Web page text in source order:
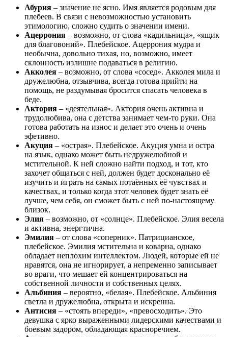
Абурия – значение не ясно. Имя является родовым для
плебеев. В связи с невозможностью установить
этимологию, сложно судить о значении имени.
Ацеррония – возможно, от слова «кадильница», «ящик
для благовоний». Плебейское. Ацеррония мудра и
необычна, довольно тихая, но, возможно, имеет
склонность излишне подаваться в религию.
Акколея – возможно, от слова «сосед». Акколея мила и
дружелюбна, отзывчива, всегда готова прийти на
помощь, не раздумывая бросится спасать человека в
беде.
Актория – «деятельная». Актория очень активна и
трудолюбива, она с детства занимает чем-то руки. Она
готова работать на износ и делает это очень и очень
эфетивно.
Акуция – «острая». Плебейское. Акуция умна и остра
на язык, однако может быть недружелюбной и
мстительной. К ней сложно найти подход, и тот, кто
захочет общаться с ней, должен будет досконально её
изучить и играть на самых потаённых её чувствах и
качествах, и только когда этот человек будет знать её
лучше, чем себя, он сможет быть с ней по-настоящему
близок.
Элия – возможно, от «солнце». Плебейское. Элия весела
и активна, энергтична.
Эмилия – от слова «соперник». Патрицианское,
плебейское. Эмилия мстительна и коварна, однако
обладает неплохим интеллектом. Людей, которые ей не
нравятся, она не игнорирует, а непременно записывает
во враги, что мешает ей концентрироваться на
собственной личности и собственных целях.
Альбиния – вероятно, «белая». Плебейское. Альбиния
светла и дружелюбна, открыта и искренна.
Антисия – «стоять впереди», «превосходить». Это
девушка с ярко выраженными лидерскими качествами и
боевым задором, обладающая красноречием.